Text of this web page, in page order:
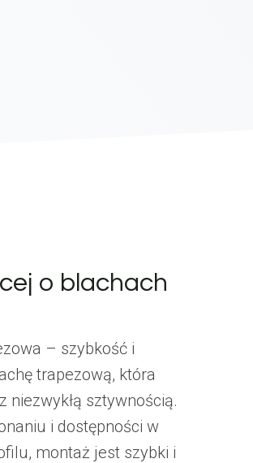
o blachach
– szybkość i
trapezową, która
niezwykłą sztywnością.
i dostępności w
montaż jest szybki i